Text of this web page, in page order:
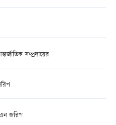
সম্প্রদায়ের
জরিপ